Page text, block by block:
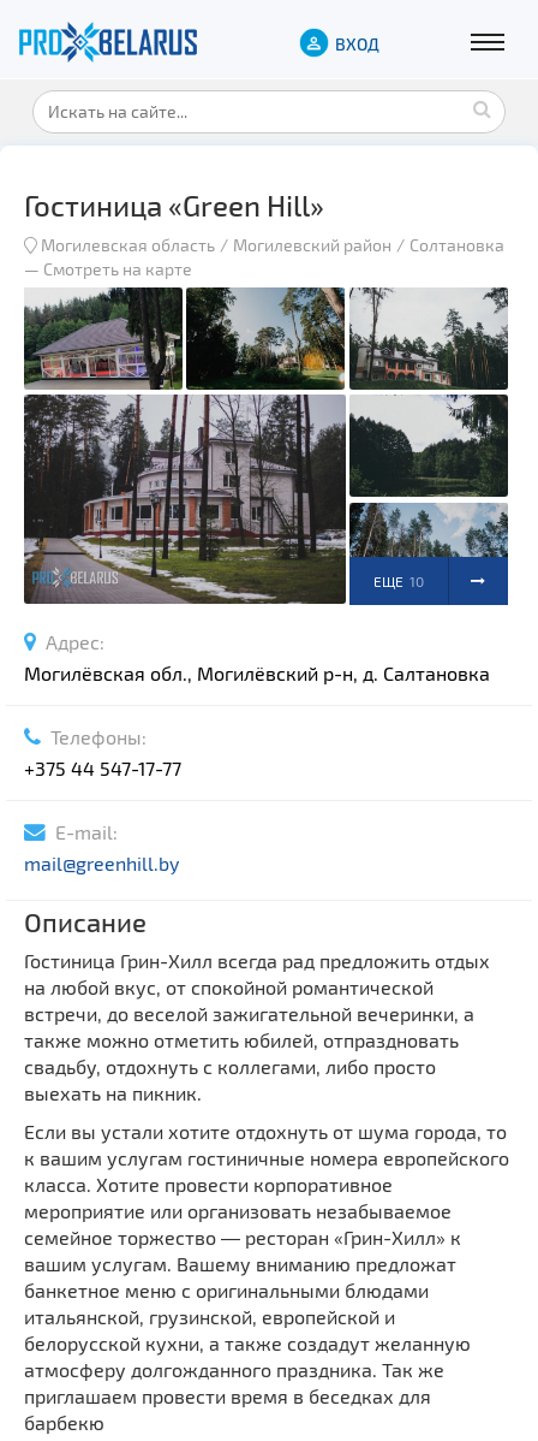
ВХОД
Гостиница «Green Hill»
Могилевская область Могилевский район
Солтановка
— Смотреть на карте
ЕЩЕ 10
Адрес:
Могилёвская обл., Могилёвский р-н, д. Салтановка
Телефоны:
+375 44 547-17-77
E-mail:
mail@greenhill.by
Описание
Гостиница Грин-Хилл всегда рад предложить отдых
на любой вкус, от спокойной романтической
встречи, до веселой зажигательной вечеринки, а
также можно отметить юбилей, отпраздновать
свадьбу, отдохнуть с коллегами, либо просто
выехать на пикник.
Если вы устали хотите отдохнуть от шума города, то
к вашим услугам гостиничные номера европейского
класса. Хотите провести корпоративное
мероприятие или организовать незабываемое
семейное торжество ― ресторан «Грин-Хилл» к
вашим услугам. Вашему вниманию предложат
банкетное меню с оригинальными блюдами
итальянской, грузинской, европейской и
белорусской кухни, а также создадут желанную
атмосферу долгожданного праздника. Так же
приглашаем провести время в беседках для
барбекю